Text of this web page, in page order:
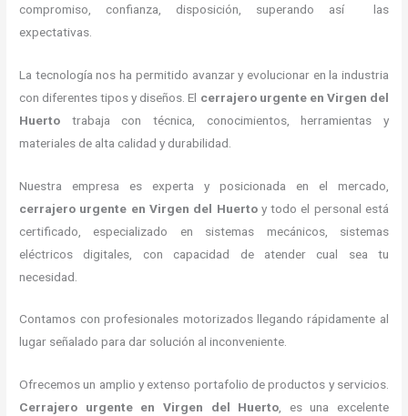
compromiso, confianza, disposición, superando así las
expectativas.
La tecnología nos ha permitido avanzar y evolucionar en la industria
con diferentes tipos y diseños. El cerrajero urgenteen Virgen del
Huerto trabaja con técnica, conocimientos, herramientas y
materiales de alta calidad y durabilidad.
Nuestra empresa es experta y posicionada en el mercado,
cerrajero urgente en Virgen del Huertoy todo el personal está
certificado, especializado en sistemas mecánicos, sistemas
eléctricos digitales, con capacidad de atender cual sea tu
necesidad.
Contamos con profesionales motorizados llegando rápidamente al
lugar señalado para dar solución al inconveniente.
Ofrecemos un amplio y extenso portafolio de productos y servicios.
Cerrajero urgente en Virgen del Huerto, es una excelente